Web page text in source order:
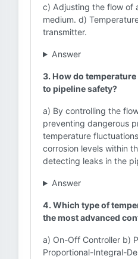
c) Adjusting the flow of
medium. d)
transmitter.
Answer
3. How do
to pipeline safety?
a) By controlling the
preventing dangerous
temperature
corrosion levels within
detecting leaks in the
Answer
4. Which type of
the most advanced
a) On-Off Controller b)
Proportional-Integral-